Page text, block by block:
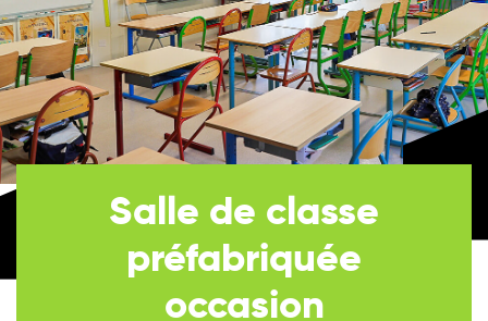
Salle de classe
préfabriquée
occasion